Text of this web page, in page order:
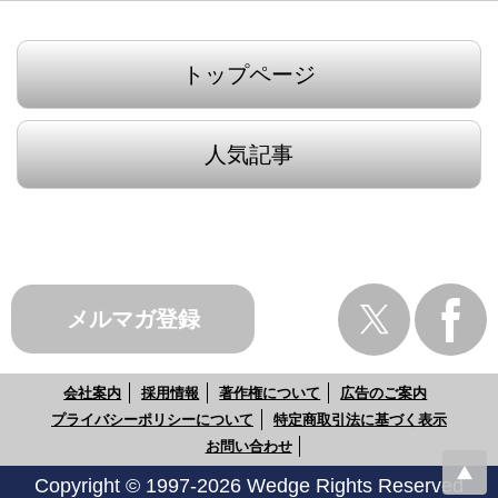
トップページ
人気記事
メルマガ登録
会社案内 採用情報 著作権について
広告のご案内
プライバシーポリシーについて
特定商取引法に基づく表示
お問い合わせ
Copyright © 1997-2026 Wedge Rights Reserved